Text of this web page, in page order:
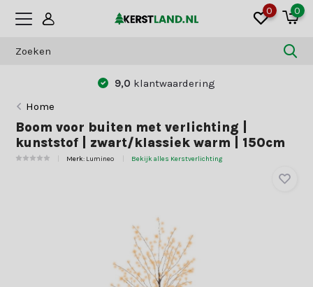
0 0
9,0 klantwaardering
Home
Boom voor buiten met verlichting |
kunststof | zwart/klassiek warm | 150cm
Merk: Lumineo Bekijk alles Kerstverlichting